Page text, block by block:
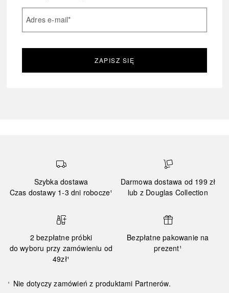
Adres e-mail*
ZAPISZ SIĘ
Szybka dostawa
Czas dostawy 1-3 dni robocze¹
Darmowa dostawa od 199 zł
lub z Douglas Collection
2 bezpłatne próbki
do wyboru przy zamówieniu od
49zł¹
Bezpłatne pakowanie na
prezent¹
¹ Nie dotyczy zamówień z produktami Partnerów.